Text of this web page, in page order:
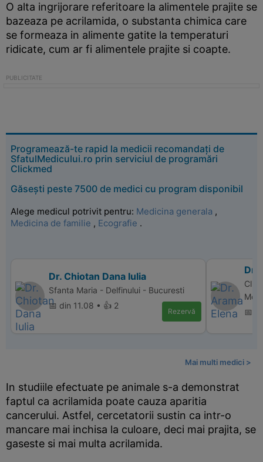
O alta ingrijorare referitoare la alimentele prajite se
bazeaza pe acrilamida, o substanta chimica care
se formeaza in alimente gatite la temperaturi
ridicate, cum ar fi alimentele prajite si coapte.
Programează-te rapid la medicii recomandați de
SfatulMedicului.ro prin serviciul de programări
Clickmed
Găsești peste 7500 de medici cu program disponibil
Alege medicul potrivit pentru: Medicina generala ,
Medicina de familie , Ecografie .
Dr. Chiotan Dana Iulia
Sfanta Maria - Delfinului - Bucuresti
📅 din 11.08 • 👍 2
Rezervă
Dr.
📅
Mai multi medici >
In studiile efectuate pe animale s-a demonstrat
faptul ca acrilamida poate cauza aparitia
cancerului. Astfel, cercetatorii sustin ca intr-o
mancare mai inchisa la culoare, deci mai prajita, se
gaseste si mai multa acrilamida.